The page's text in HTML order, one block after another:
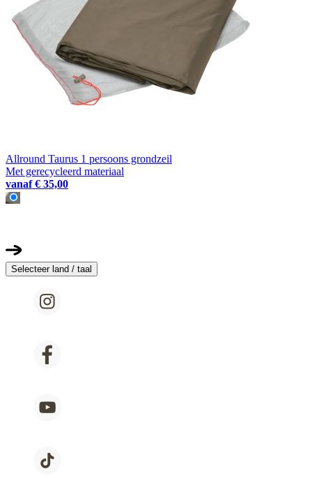
Allround Taurus 1 persoons grondzeil
Met gerecycleerd materiaal
vanaf € 35,00
Selecteer land / taal